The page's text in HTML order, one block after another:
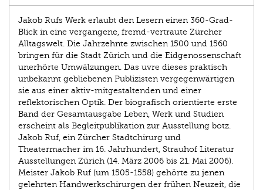
Jakob Rufs Werk erlaubt den Lesern einen 360-Grad-
Blick in eine vergangene, fremd-vertraute Zürcher
Alltagswelt. Die Jahrzehnte zwischen 1500 und 1560
bringen für die Stadt Zürich und die Eidgenossenschaft
unerhörte Umwälzungen. Das uvre dieses praktisch
unbekannt gebliebenen Publizisten vergegenwärtigen
sie aus einer aktiv-mitgestaltenden und einer
reflektorischen Optik. Der biografisch orientierte erste
Band der Gesamtausgabe Leben, Werk und Studien
erscheint als Begleitpublikation zur Ausstellung botz.
Jakob Ruf, ein Zürcher Stadtchirurg und
Theatermacher im 16. Jahrhundert, Strauhof Literatur
Ausstellungen Zürich (14. März 2006 bis 21. Mai 2006).
Meister Jakob Ruf (um 1505-1558) gehörte zu jenen
gelehrten Handwerkschirurgen der frühen Neuzeit, die